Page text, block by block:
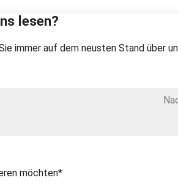
lesen?
immer auf dem neusten Stand über
möchten*